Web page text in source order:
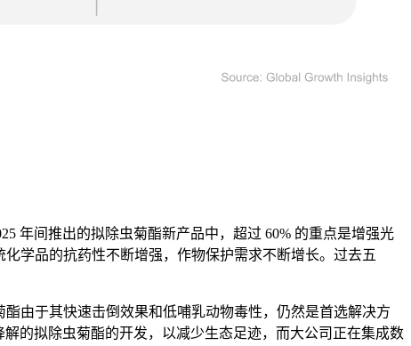
年间推出的拟除虫菊酯新产品中，超过 60% 的重点是增强光
学品的抗药性不断增强，作物保护需求不断增长。过去五
由于其快速击倒效果和低哺乳动物毒性，仍然是首选解决方
的拟除虫菊酯的开发，以减少生态足迹，而大公司正在集成数